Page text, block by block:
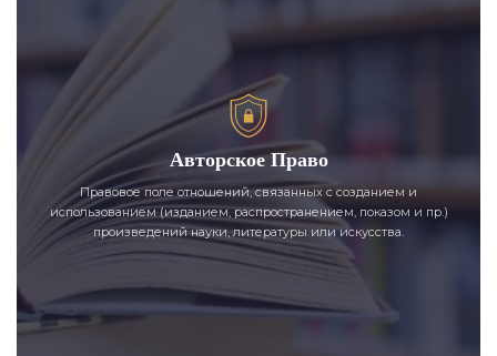
Авторское Право
Правовое поле отношений, связанных с созданием и
использованием (изданием, распространением, показом и пр.)
произведений науки, литературы или искусства.